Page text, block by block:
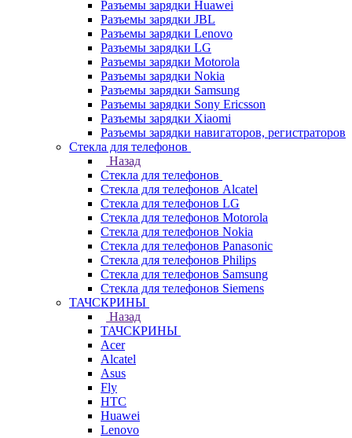
Разъемы зарядки Huawei
Разъемы зарядки JBL
Разъемы зарядки Lenovo
Разъемы зарядки LG
Разъемы зарядки Motorola
Разъемы зарядки Nokia
Разъемы зарядки Samsung
Разъемы зарядки Sony Ericsson
Разъемы зарядки Xiaomi
Разъемы зарядки навигаторов, регистраторов
Стекла для телефонов
Назад
Стекла для телефонов
Стекла для телефонов Alcatel
Стекла для телефонов LG
Стекла для телефонов Motorola
Стекла для телефонов Nokia
Стекла для телефонов Panasonic
Стекла для телефонов Philips
Стекла для телефонов Samsung
Стекла для телефонов Siemens
ТАЧСКРИНЫ
Назад
ТАЧСКРИНЫ
Acer
Alcatel
Asus
Fly
HTC
Huawei
Lenovo